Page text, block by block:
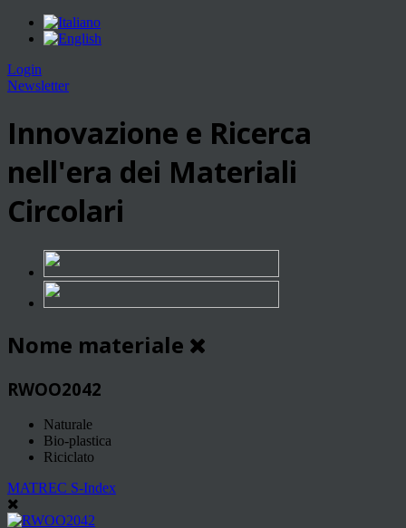
Login
Newsletter
Innovazione e Ricerca
nell'era dei Materiali
Circolari
Nome materiale
RWOO2042
Naturale
Bio-plastica
Riciclato
MATREC S-Index